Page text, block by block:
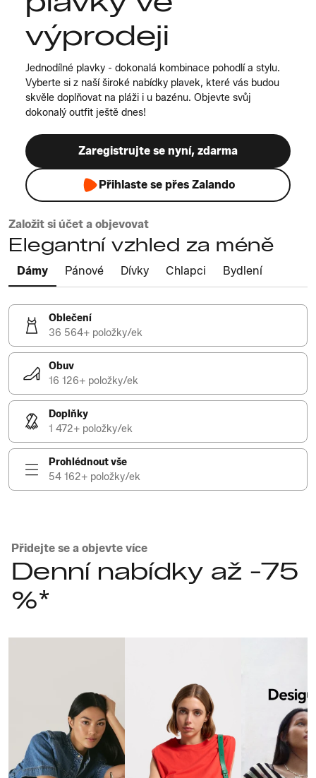
výprodeji
Jednodílné plavky - dokonalá kombinace pohodlí a stylu.
Vyberte si z naší široké nabídky plavek, které vás budou
skvěle doplňovat na pláži i u bazénu. Objevte svůj
dokonalý outfit ještě dnes!
Zaregistrujte se nyní, zdarma
Přihlaste se přes Zalando
Založit si účet a objevovat
Elegantní vzhled za méně
Dámy Pánové Dívky Chlapci Bydlení
Oblečení
36 564+ položky/ek
Obuv
16 126+ položky/ek
Doplňky
1 472+ položky/ek
Prohlédnout vše
54 162+ položky/ek
Přidejte se a objevte více
Denní nabídky až -75
%*